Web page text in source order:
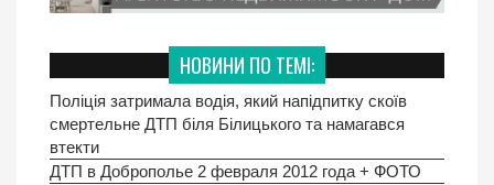
НОВИНИ ПО ТЕМІ:
Поліція затримала водія, який напідпитку скоїв
смертельне ДТП біля Білицького та намагався
втекти
ДТП в Доброполье 2 февраля 2012 года + ФОТО